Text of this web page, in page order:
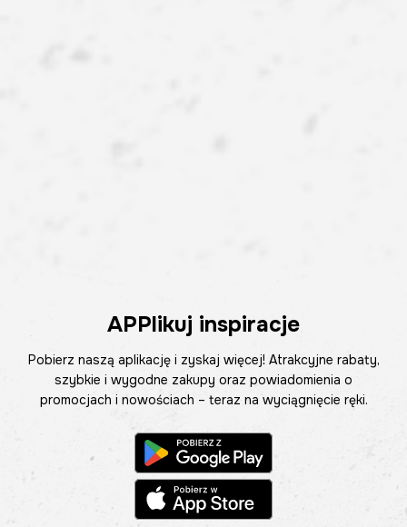
APPlikuj inspiracje
Pobierz naszą aplikację i zyskaj więcej! Atrakcyjne rabaty,
szybkie i wygodne zakupy oraz powiadomienia o
promocjach i nowościach – teraz na wyciągnięcie ręki.